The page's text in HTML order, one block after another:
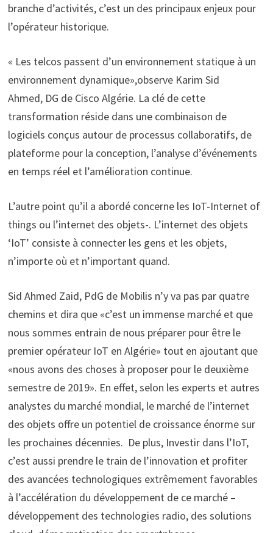
branche d’activités, c’est un des principaux enjeux pour
l’opérateur historique.
« Les telcos passent d’un environnement statique à un
environnement dynamique»,observe Karim Sid
Ahmed, DG de Cisco Algérie. La clé de cette
transformation réside dans une combinaison de
logiciels conçus autour de processus collaboratifs, de
plateforme pour la conception, l’analyse d’événements
en temps réel et l’amélioration continue.
L’autre point qu’il a abordé concerne les IoT-Internet of
things ou l’internet des objets-. L’internet des objets
‘IoT’ consiste à connecter les gens et les objets,
n’importe où et n’important quand.
Sid Ahmed Zaid, PdG de Mobilis n’y va pas par quatre
chemins et dira que «c’est un immense marché et que
nous sommes entrain de nous préparer pour être le
premier opérateur IoT en Algérie» tout en ajoutant que
«nous avons des choses à proposer pour le deuxième
semestre de 2019». En effet, selon les experts et autres
analystes du marché mondial, le marché de l’internet
des objets offre un potentiel de croissance énorme sur
les prochaines décennies. De plus, Investir dans l’IoT,
c’est aussi prendre le train de l’innovation et profiter
des avancées technologiques extrêmement favorables
à l’accélération du développement de ce marché –
développement des technologies radio, des solutions